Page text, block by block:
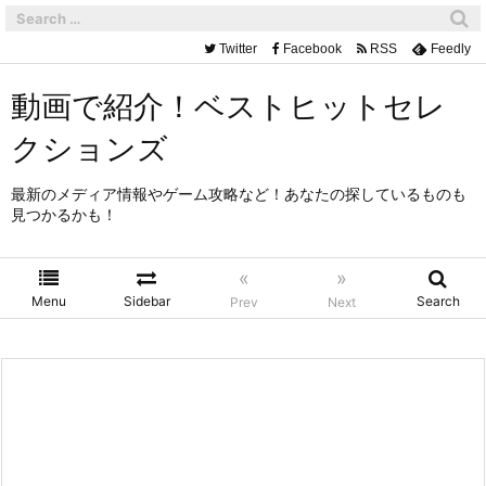
動画で紹介！ベストヒットセレ
クションズ
最新のメディア情報やゲーム攻略など！あなたの探しているものも
見つかるかも！
Menu Sidebar
«
Prev
»
Next Search
Twitter Facebook RSS Feedly